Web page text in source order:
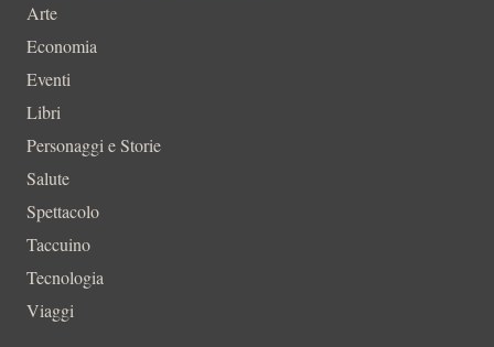
Arte
Economia
Eventi
Libri
Personaggi e Storie
Salute
Spettacolo
Taccuino
Tecnologia
Viaggi